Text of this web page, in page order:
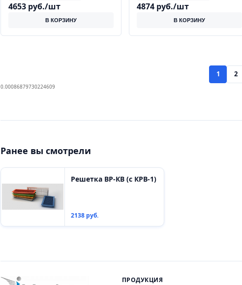
4653 руб./шт
В КОРЗИНУ
4874 руб./шт
В КОРЗИНУ
1 2
0.00086879730224609
Ранее вы смотрели
Решетка ВР-КВ (с КРВ-1)
2138 руб.
ПРОДУКЦИЯ